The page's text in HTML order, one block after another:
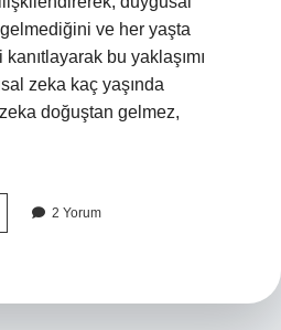
ve her yaşta
bu yaklaşımı
zeka kaç yaşında
doğuştan gelmez,
2 Yorum